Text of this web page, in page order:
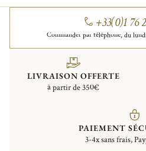
+33(0)1 76
Commander par téléphone, du
LIVRAISON OFFERTE
à partir de 350€
PAIEMENT
3-4x sans frais,